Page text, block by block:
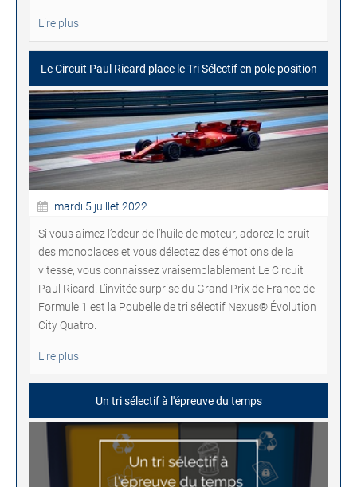
Lire plus
Le Circuit Paul Ricard place le Tri Sélectif en pole position
mardi 5 juillet 2022
Si vous aimez l’odeurde l’huile de moteur, adorez le bruit
des monoplaces et vous délectez des émotions de la
vitesse, vous connaissez vraisemblablement Le Circuit
Paul Ricard. L’invitée surprise du Grand Prix de France de
Formule 1 est la Poubelle de tri sélectif Nexus® Évolution
City Quatro.
Lire plus
Un tri sélectif à l'épreuve du temps